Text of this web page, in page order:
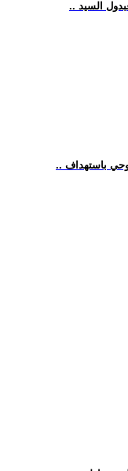
السيد
باستهداف